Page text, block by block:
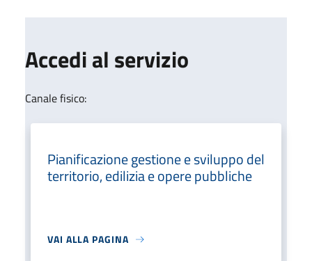
Accedi al servizio
Canale fisico:
Pianificazione gestione e sviluppo del
territorio, edilizia e opere pubbliche
VAI ALLA PAGINA